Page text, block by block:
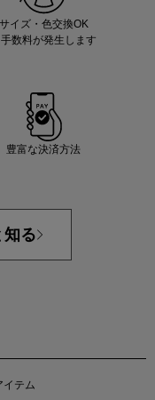
サイズ・色交換OK
数料が発生します
豊富な決済方法
る
イテム